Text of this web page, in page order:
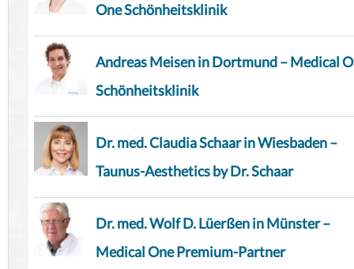
One Schönheitsklinik
Andreas Meisen in Dortmund – Medical
Schönheitsklinik
Dr. med. Claudia Schaar in Wiesbaden –
Taunus-Aesthetics by Dr. Schaar
Dr. med. Wolf D. Lüerßen in Münster –
Medical One Premium-Partner